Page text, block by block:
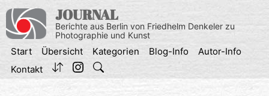
Inhalt
springen
JOURNAL
Berichte aus Berlin von Friedhelm Denkeler zu
Photographie und Kunst
Start Übersicht Kategorien Blog-Info
Autor-Info
Kontakt